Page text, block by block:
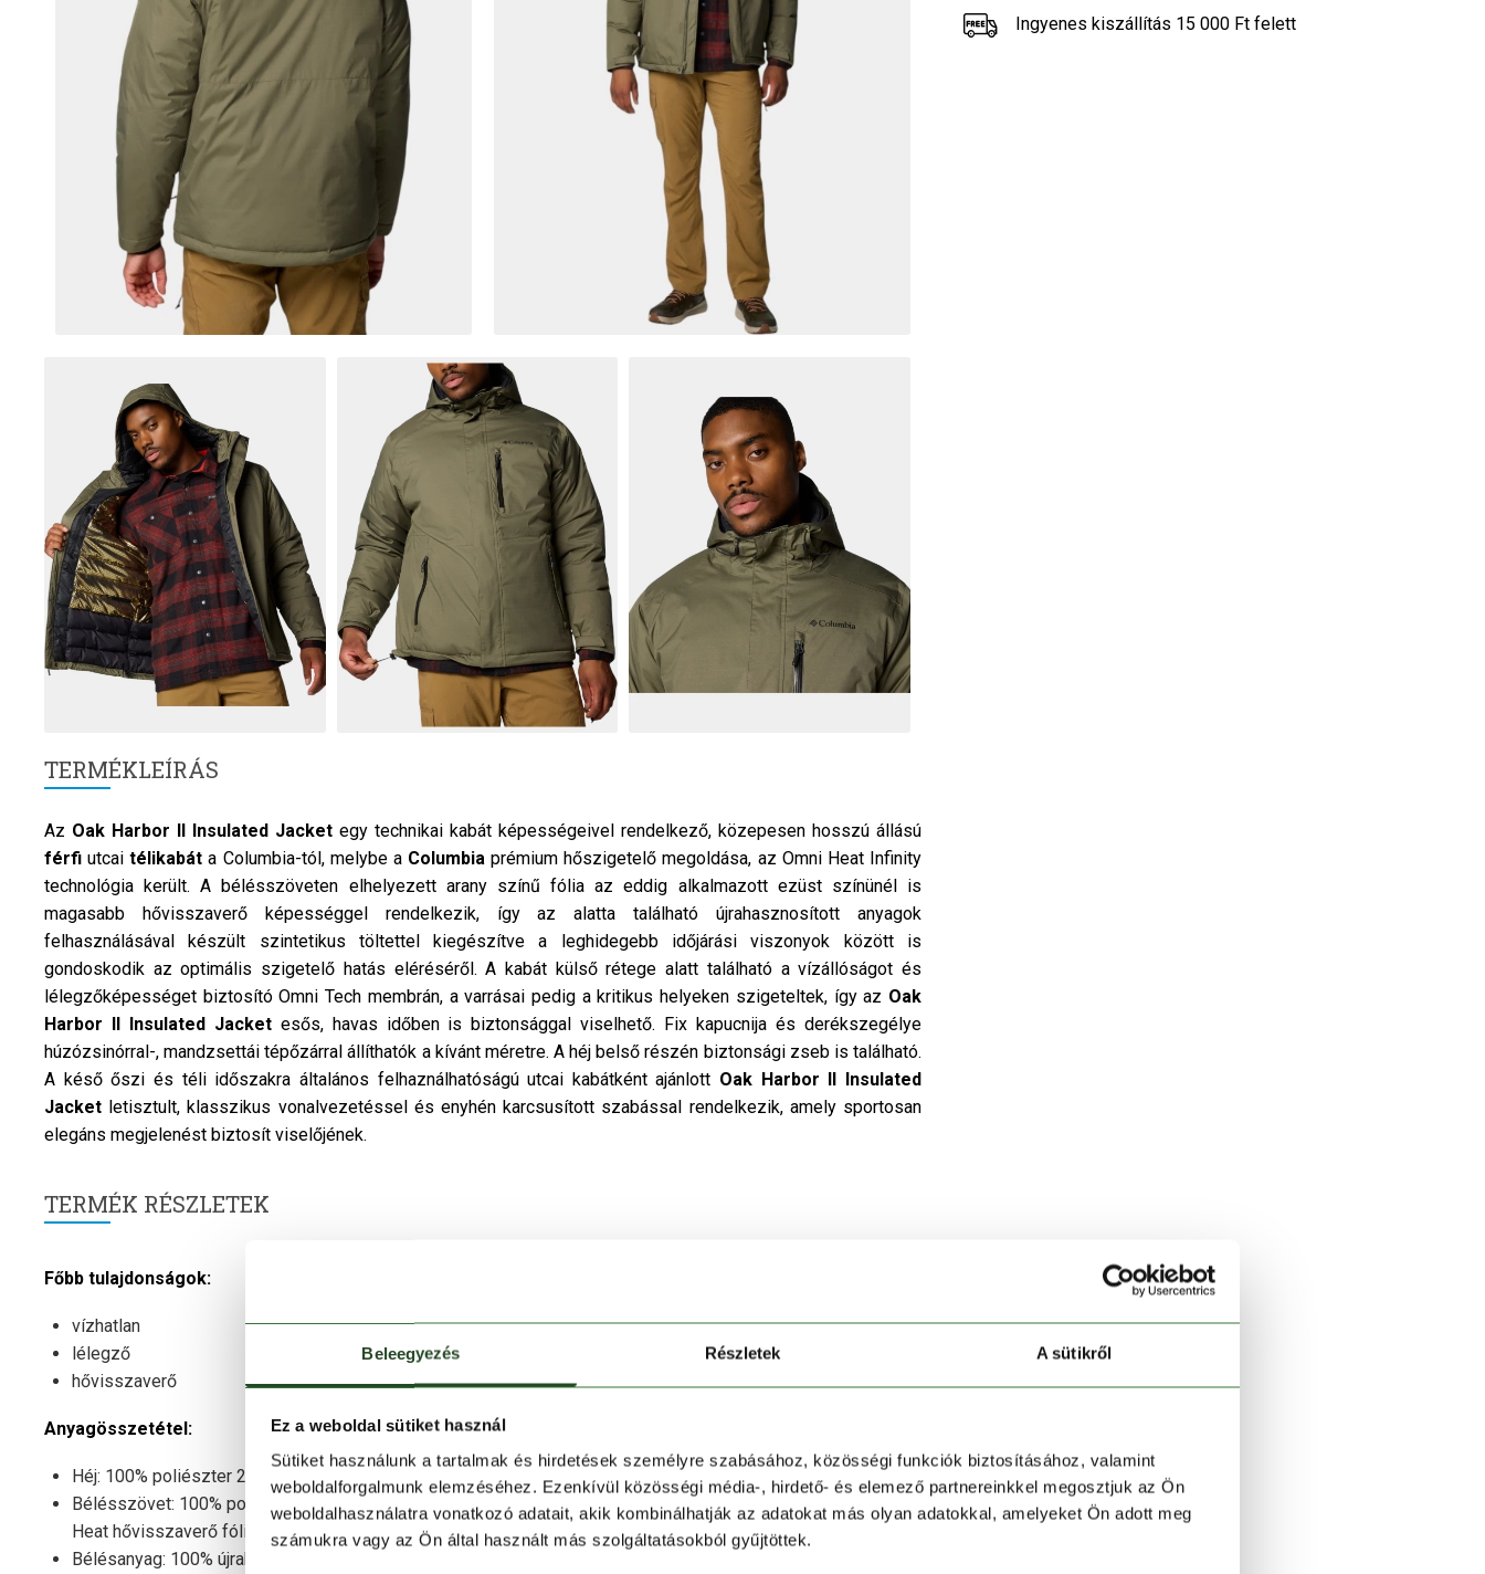
Beleegyezés Részletek A sütikről
Ez a weboldal sütiket használ
Sütiket használunk a tartalmak és hirdetések személyre szabásához, közösségi funkciók biztosításához, valamint
weboldalforgalmunk elemzéséhez. Ezenkívül közösségi média-, hirdető- és elemező partnereinkkel megosztjuk az Ön
weboldalhasználatra vonatkozó adatait, akik kombinálhatják az adatokat más olyan adatokkal, amelyeket Ön adott meg
számukra vagy az Ön által használt más szolgáltatásokból gyűjtöttek.
TERMÉKLEÍRÁS
Az Oak Harbor II Insulated Jacket egy technikai kabát képességeivel rendelkező, közepesen hosszú állású
férfiutcaitélikabáta Columbia-tól, melybe a Columbiaprémium hőszigetelő megoldása, az Omni Heat Infinity
technológia került. A bélésszöveten elhelyezett arany színű fólia az eddig alkalmazott ezüst színünél is
magasabb hővisszaverő képességgel rendelkezik, így az alatta található újrahasznosított anyagok
felhasználásával készült szintetikus töltettel kiegészítve a leghidegebb időjárási viszonyok között is
gondoskodik az optimális szigetelő hatás eléréséről. A kabát külső rétege alatt található a vízállóságot és
lélegzőképességet biztosító Omni Tech membrán, a varrásai pedig a kritikus helyeken szigeteltek, így az Oak
Harbor II Insulated Jacket esős, havas időben is biztonsággal viselhető. Fix kapucnija és derékszegélye
húzózsinórral-, mandzsettái tépőzárral állíthatók a kívánt méretre. A héj belső részén biztonsági zseb is található.
A késő őszi és téli időszakra általános felhaználhatóságú utcai kabátként ajánlott Oak Harbor II Insulated
Jacket letisztult, klasszikus vonalvezetéssel és enyhén karcsusított szabással rendelkezik, amely sportosan
elegáns megjelenést biztosít viselőjének.
TERMÉK RÉSZLETEK
Főbb tulajdonságok:
vízhatlan
lélegző
hővisszaverő
Anyagösszetétel:
Héj: 100% poliészter 2L ripstop
Bélésszövet: 100% poliészter Omni
Heat hővisszaverő fólia
Bélésanyag: 100% újrahasznosított
Ingyenes kiszállítás 15 000 Ft felett